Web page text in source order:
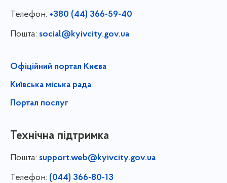
Телефон: +380 (44) 366-59-40
Пошта: social@kyivcity.gov.ua
Офіційний портал Києва
Київська міська рада
Портал послуг
Технічна підтримка
Пошта: support.web@kyivcity.gov.ua
Телефон: (044) 366-80-13